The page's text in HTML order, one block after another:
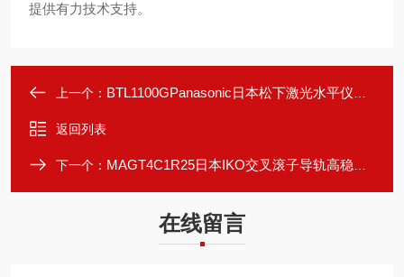
提供有力技术支持。
上一个： BTL1100GPanasonic日本松下激光水平仪高稳定性输出
返回列表
下一个： MAGT4C1R25日本IKO交叉滚子导轨高稳定性运行
在线留言